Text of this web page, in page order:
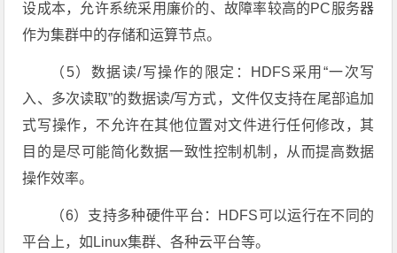
设成本，允许系统采用廉价的、故障率较高的PC服务器
作为集群中的存储和运算节点。
（5）数据读/写操作的限定：HDFS采用“一次写
入、多次读取”的数据读/写方式，文件仅支持在尾部追加
式写操作，不允许在其他位置对文件进行任何修改，其
目的是尽可能简化数据一致性控制机制，从而提高数据
操作效率。
（6）支持多种硬件平台：HDFS可以运行在不同的
平台上，如Linux集群、各种云平台等。